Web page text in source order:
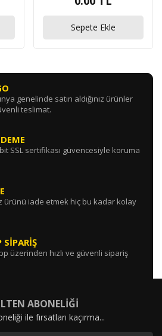
Sepete Ekle
genelinde satın aldığınız ürünler
teslimat.
SSL sertifikası güvencesiyle koruma
ürünü iade etmek hiç bu kadar kolay
SİPARİŞ
üzerinden hızlı ve güvenli sipariş
ABONELİĞİ
ile fırsatları kaçırma...